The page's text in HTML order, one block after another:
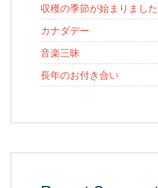
収穫の季節が始まりました
カナダデー
音楽三昧
長年のお付き合い